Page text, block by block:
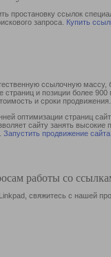
простановку ссылок
запроса. Купить
ссылочную
и позиции более
и сроки продвижения.
оптимизации страниц
сайту занять
Запустить продвижение сайта
работы со
свяжитесь с нашей